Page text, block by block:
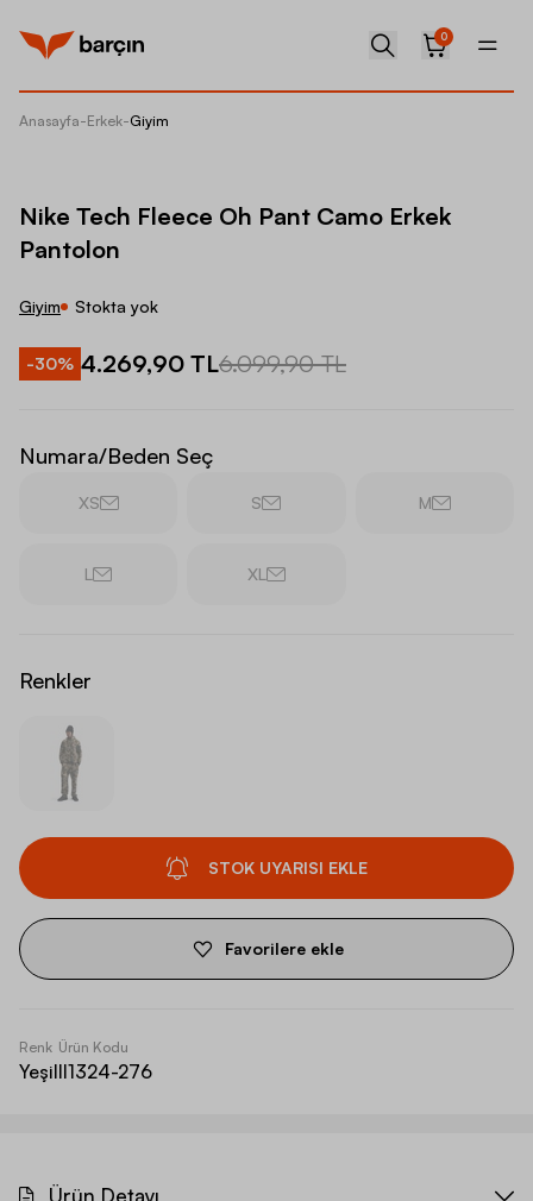
0
Anasayfa-Erkek-Giyim
Nike Tech Fleece Oh Pant Camo Erkek
Pantolon
Giyim Stokta yok
-30% 4.269,90 TL6.099,90 TL
Numara/Beden Seç
XS S M
L XL
Renkler
STOK UYARISI EKLE
Favorilere ekle
Renk
Yeşil
Ürün Kodu
II1324-276